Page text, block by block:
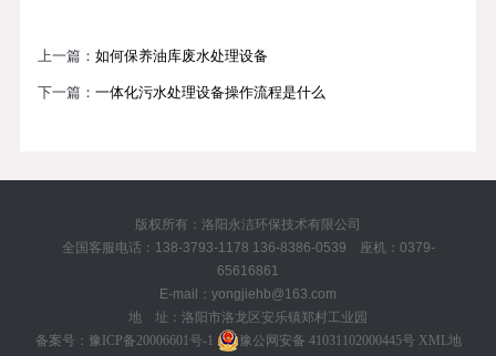
上一篇：如何保养油库废水处理设备
下一篇：一体化污水处理设备操作流程是什么
版权所有：洛阳永洁环保技术有限公司
全国客服电话：138-3793-1178 136-8386-0539 座机：0379-
65616861
E-mail：yongjiehb@163.com
地 址：洛阳市洛龙区安乐镇郑村工业园
备案号： 豫ICP备20006601号-1 豫公网安备 41031102000445号 XML地